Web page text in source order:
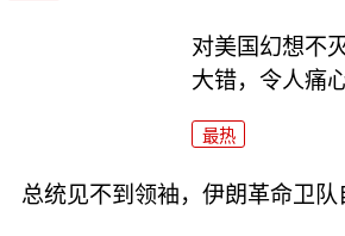
对美国幻想不
大错，令人痛心
最热
总统见不到领袖，伊朗革命卫队